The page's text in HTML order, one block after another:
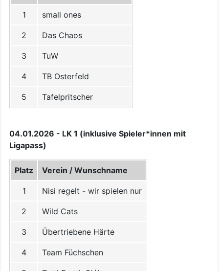
1 small ones
2 Das Chaos
3 TuW
4 TB Osterfeld
5 Tafelpritscher
04.01.2026 - LK 1 (inklusive Spieler*innen mit
Ligapass)
Platz Verein / Wunschname
1 Nisi regelt - wir spielen nur
2 Wild Cats
3 Übertriebene Härte
4 Team Füchschen